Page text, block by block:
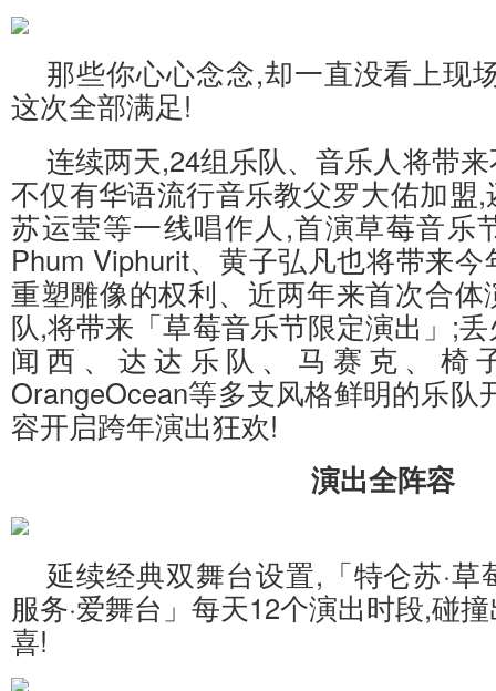
那些你心心念念,却一直没看上现
这次全部满足!
连续两天,24组乐队、音乐人将带
不仅有华语流行音乐教父罗大佑加盟
苏运莹等一线唱作人,首演草莓音乐
Phum Viphurit、黄子弘凡也将带来
重塑雕像的权利、近两年来首次合体
队,将带来「草莓音乐节限定演出」;
闻西、达达乐队、马赛克、椅
OrangeOcean等多支风格鲜明的乐队
容开启跨年演出狂欢!
演出全阵容
延续经典双舞台设置,「特仑苏·
服务·爱舞台」每天12个演出时段,碰
喜!